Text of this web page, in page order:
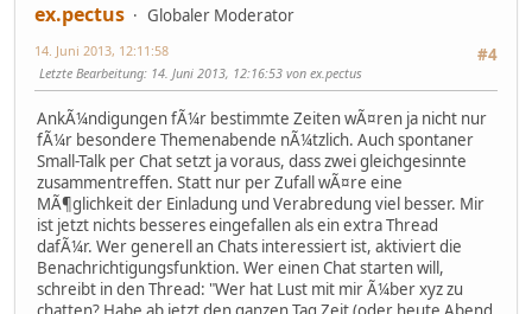
ex.pectus
Globaler Moderator
#4
14. Juni 2013, 12:11:58
Letzte Bearbeitung: 14. Juni 2013, 12:16:53 von ex.pectus
AnkÃ¼ndigungen fÃ¼r bestimmte Zeiten wÃ¤ren ja nicht nur
fÃ¼r besondere Themenabende nÃ¼tzlich. Auch spontaner
Small-Talk per Chat setzt ja voraus, dass zwei gleichgesinnte
zusammentreffen. Statt nur per Zufall wÃ¤re eine
MÃ¶glichkeit der Einladung und Verabredung viel besser. Mir
ist jetzt nichts besseres eingefallen als ein extra Thread
dafÃ¼r. Wer generell an Chats interessiert ist, aktiviert die
Benachrichtigungsfunktion. Wer einen Chat starten will,
schreibt in den Thread: "Wer hat Lust mit mir Ã¼ber xyz zu